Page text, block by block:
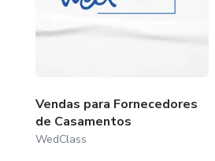
Vendas para Fornecedores
de Casamentos
WedClass